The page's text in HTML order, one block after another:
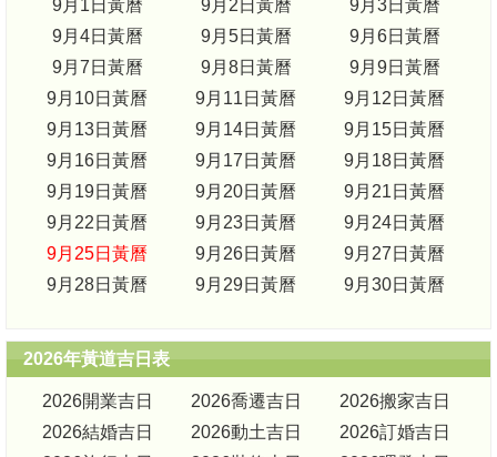
9月1日黃曆 9月2日黃曆
9月3日黃曆
9月4日黃曆
9月5日黃曆
9月6日黃曆
9月7日黃曆
9月8日黃曆
9月9日黃曆
9月10日黃曆
9月11日黃曆
9月12日黃曆
9月13日黃曆
9月14日黃曆
9月15日黃曆
9月16日黃曆
9月17日黃曆
9月18日黃曆
9月19日黃曆
9月20日黃曆
9月21日黃曆
9月22日黃曆
9月23日黃曆
9月24日黃曆
9月25日黃曆
9月26日黃曆
9月27日黃曆
9月28日黃曆
9月29日黃曆 9月30日黃曆
2026年黃道吉日表
2026開業吉日 2026喬遷吉日
2026搬家吉日
2026結婚吉日
2026動土吉日
2026訂婚吉日